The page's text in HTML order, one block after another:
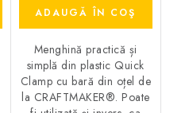
ADAUGĂ ÎN COŞ
Menghină practică și
simplă din plastic Quick
Clamp cu bară din oțel de
la CRAFTMAKER®. Poate